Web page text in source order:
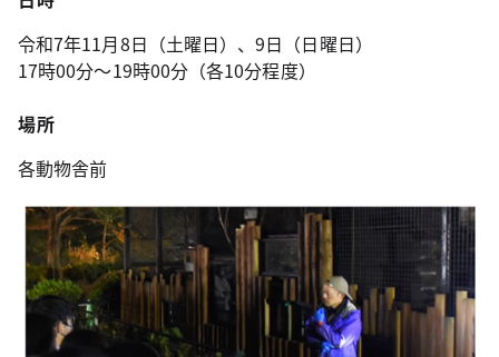
令和7年11月8日（土曜日）、9日（日曜日）
17時00分～19時00分（各10分程度）
場所
各動物舎前